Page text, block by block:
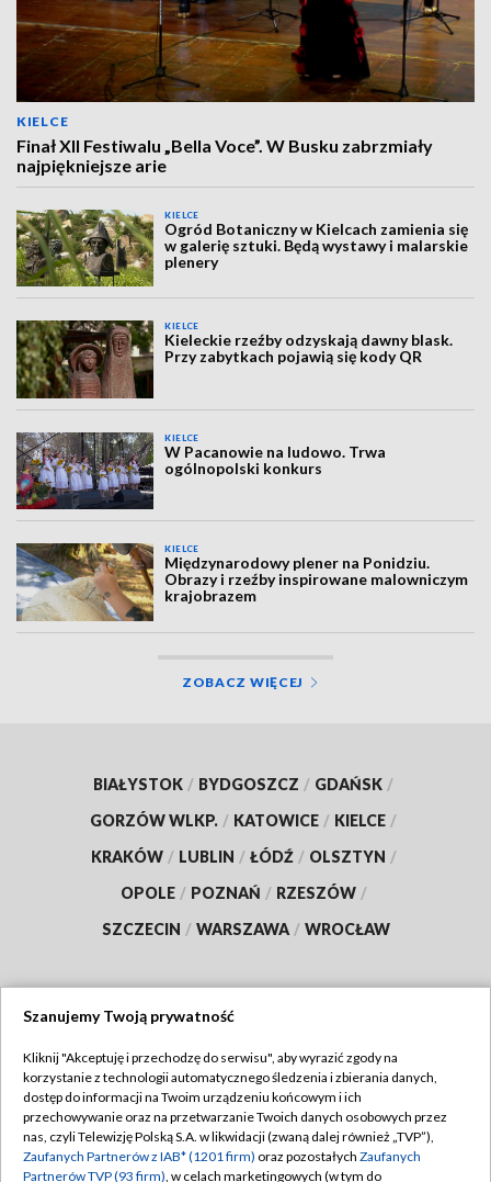
KIELCE
Finał XII Festiwalu „Bella Voce”. W Busku zabrzmiały
najpiękniejsze arie
KIELCE
Ogród Botaniczny w Kielcach zamienia się
w galerię sztuki. Będą wystawy i malarskie
plenery
KIELCE
Kieleckie rzeźby odzyskają dawny blask.
Przy zabytkach pojawią się kody QR
KIELCE
W Pacanowie na ludowo. Trwa
ogólnopolski konkurs
KIELCE
Międzynarodowy plener na Ponidziu.
Obrazy i rzeźby inspirowane malowniczym
krajobrazem
ZOBACZ WIĘCEJ
BIAŁYSTOK / BYDGOSZCZ / GDAŃSK /
GORZÓW WLKP. / KATOWICE / KIELCE /
KRAKÓW / LUBLIN / ŁÓDŹ / OLSZTYN /
OPOLE / POZNAŃ / RZESZÓW /
SZCZECIN / WARSZAWA / WROCŁAW
TVP
Abonament TVP
Emisja w TVP
Regulamin TVP
Polityka prywatności
Szanujemy Twoją prywatność
Kliknij "Akceptuję i przechodzę do serwisu", aby wyrazić zgody na
korzystanie z technologii automatycznego śledzenia i zbierania danych,
dostęp do informacji na Twoim urządzeniu końcowym i ich
przechowywanie oraz na przetwarzanie Twoich danych osobowych przez
nas, czyli Telewizję Polską S.A. w likwidacji (zwaną dalej również „TVP”),
Zaufanych Partnerów z IAB* (1201 firm) oraz pozostałych Zaufanych
Partnerów TVP (93 firm), w celach marketingowych (w tym do